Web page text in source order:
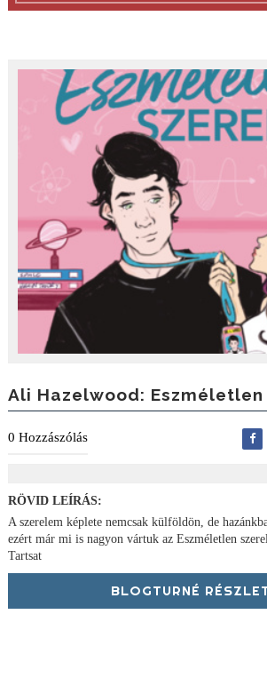
Ali Hazelwood: Eszméletlen
0 Hozzászólás
RÖVID LEÍRÁS:
A szerelem képlete nemcsak külföldön, de
ezért már mi is nagyon vártuk az Eszméletlen
Tartsat
BLOGTURNÉ